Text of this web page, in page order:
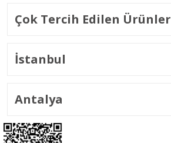
Çok Tercih Edilen Ürünler
İstanbul
Antalya